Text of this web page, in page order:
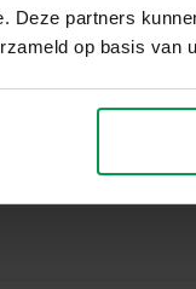
Deze partners
op basis van